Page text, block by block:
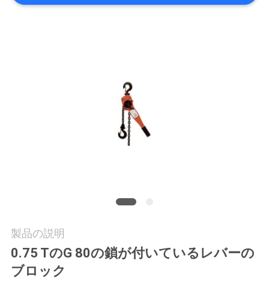
品
し
な
製品の説明
0.75 TのG 80の鎖が付いているレバーの
ブロック